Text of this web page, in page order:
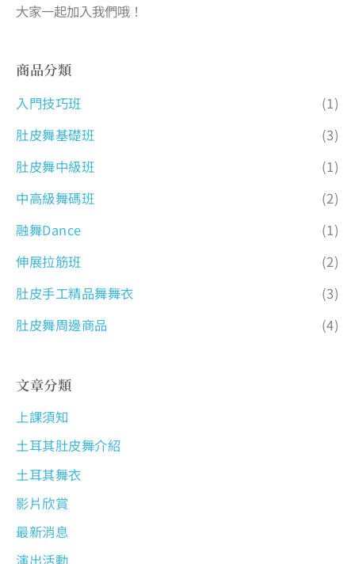
大家一起加入我們哦！
商品分類
入門技巧班
(1)
肚皮舞基礎班
(3)
肚皮舞中級班
(1)
中高級舞碼班
(2)
融舞Dance
(1)
伸展拉筋班
(2)
肚皮手工精品舞舞衣
(3)
肚皮舞周邊商品
(4)
文章分類
上課須知
土耳其肚皮舞介紹
土耳其舞衣
影片欣賞
最新消息
演出活動